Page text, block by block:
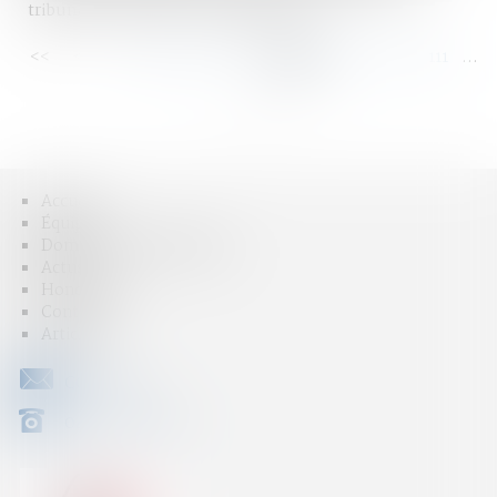
tribunaux - Divorce - Le Particulier
<<
...
Accueil
Articles